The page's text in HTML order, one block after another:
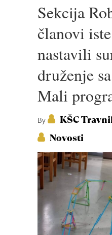
Sekcija
članovi
nastavili
druženje
Mali
By KŠC
Novosti